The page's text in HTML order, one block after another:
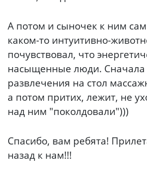
А потом и сыночек к ним
каком-то интуитивно-
почувствовал, что
насыщенные люди. Сначала
развлечения на стол
а потом притих, лежит, не
над ним "поколдовали")))
Спасибо, вам ребята!
назад к нам!!!